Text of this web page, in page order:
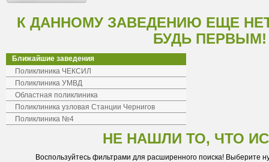
К ДАННОМУ ЗАВЕДЕНИЮ ЕЩЕ
БУДЬ ПЕРВЫМ!
Ближайшие заведения
Поликлиника ЧЕКСИЛ
Поликлиника УМВД
Областная поликлиника
Поликлиника узловая Станции Чернигов
Поликлиника №4
НЕ НАШЛИ ТО, ЧТО
Воспользуйтесь фильтрами для расширенного поиска! Выберите